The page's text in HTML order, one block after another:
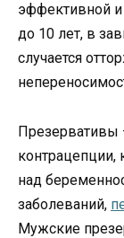
эффективной и
до 10 лет, в
случается
Презервативы
контрацепции,
над
заболеваний,
Мужские